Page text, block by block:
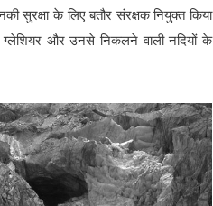
सुरक्षा के लिए बतौर संरक्षक नियुक्त किया
और उनसे निकलने वाली नदियों के